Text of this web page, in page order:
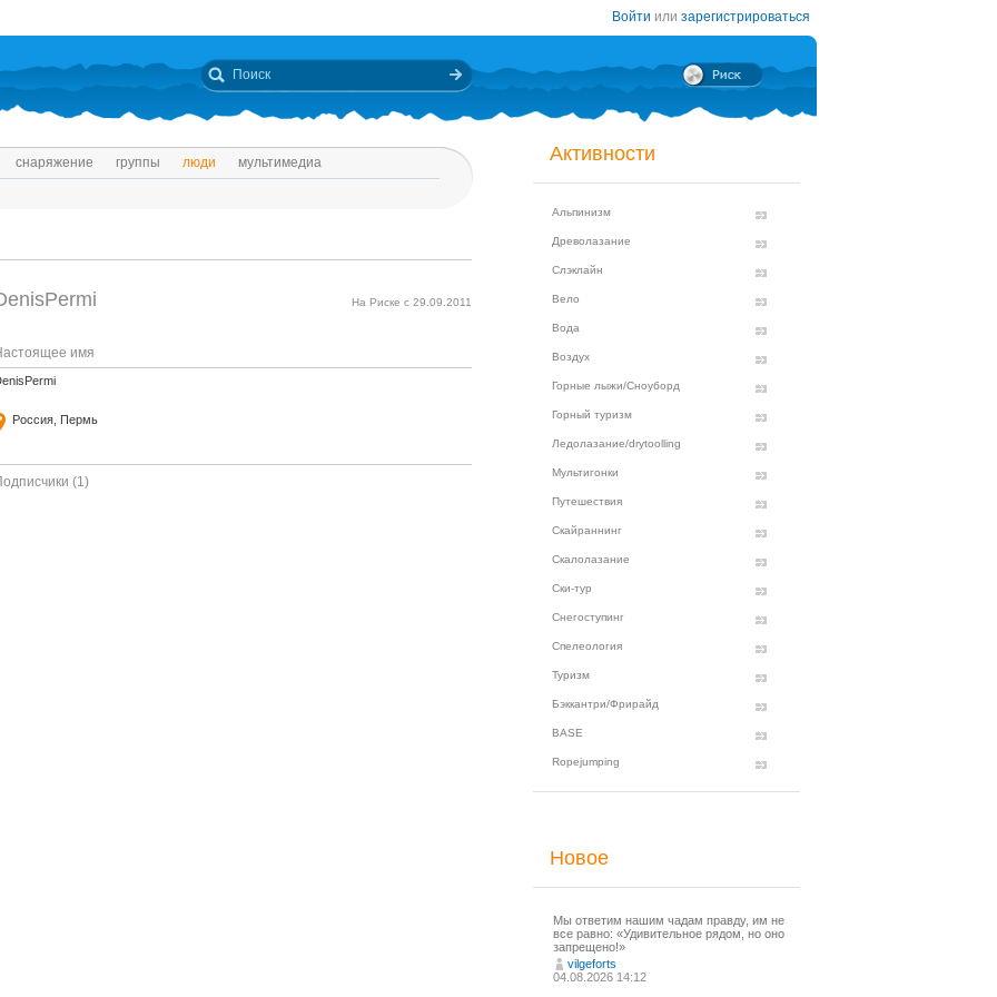
Войти или зарегистрироваться
снаряжение группы люди мультимедиа
На Риске с 29.09.2011
имя
Россия, Пермь
(1)
Активности
Альпинизм
Древолазание
Слэклайн
Вело
Вода
Воздух
Горные лыжи/Сноуборд
Горный туризм
Ледолазание/drytoolling
Мультигонки
Путешествия
Скайраннинг
Скалолазание
Ски-тур
Снегоступинг
Спелеология
Туризм
Бэккантри/Фрирайд
BASE
Ropejumping
Новое
Мы ответим нашим чадам правду, им не
все равно: «Удивительное рядом, но оно
запрещено!»
vilgeforts
04.08.2026 14:12